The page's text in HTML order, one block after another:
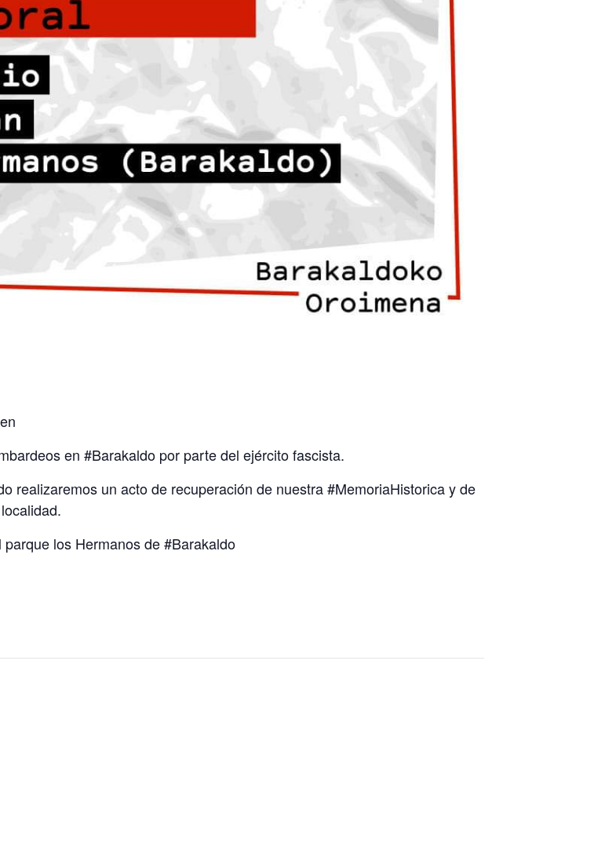
en #Barakaldo por parte del ejército fascista.
realizaremos un acto de recuperación de nuestra #MemoriaHistorica y de
los Hermanos de #Barakaldo